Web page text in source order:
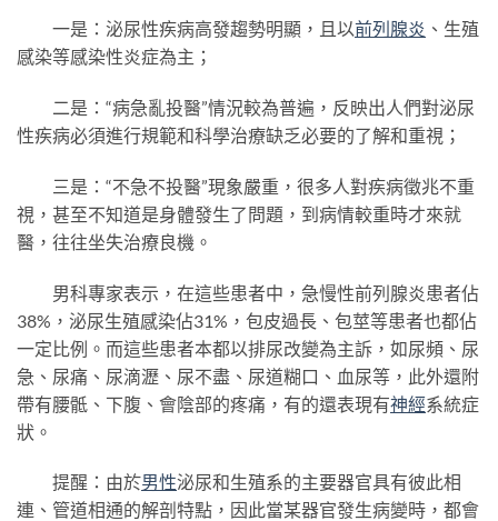
一是：泌尿性疾病高發趨勢明顯，且以前列腺炎 、生殖
感染等感染性炎症為主；
二是：“病急亂投醫”情況較為普遍，反映出人們對泌尿
性疾病必須進行規範和科學治療缺乏必要的了解和重視；
三是：“不急不投醫”現象嚴重，很多人對疾病徵兆不重
視，甚至不知道是身體發生了問題，到病情較重時才來就
醫，往往坐失治療良機。
男科專家表示，在這些患者中，急慢性前列腺炎患者佔
38%，泌尿生殖感染佔31%，包皮過長、包莖等患者也都佔
一定比例。而這些患者本都以排尿改變為主訴，如尿頻、尿
急、尿痛、尿滴瀝、尿不盡、尿道糊口、血尿等，此外還附
帶有腰骶、下腹、會陰部的疼痛，有的還表現有神經系統症
狀。
提醒：由於男性泌尿和生殖系的主要器官具有彼此相
連、管道相通的解剖特點，因此當某器官發生病變時，都會